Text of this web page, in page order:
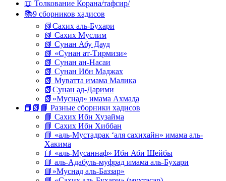
📖 Толкование Корана/тафсир/
📚9 сборников хадисов
📗Сахих аль-Бухари
📗 Сахих Муслим
📗 Сунан Абу Дауд
📗 «Сунан ат-Тирмизи»
📗 Сунан ан-Насаи
📗 Сунан Ибн Маджах
📗 Муватта имама Малика
📗Сунан ад-Дарими
📗»Муснад» имама Ахмада
📕📗📘 Разные сборники хадисов
📘 Сахих Ибн Хузайма
📘 Сахих Ибн Хиббан
📘 «аль-Мустадрак ‘аля сахихайн» имама аль-
Хакима
📘 «аль-Мусаннаф» Ибн Аби Шейбы
📘 аль-Адабуль-муфрад имама аль-Бухари
📘»Муснад аль-Баззар»